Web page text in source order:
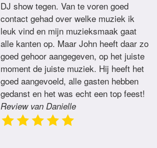
DJ show tegen. Van te voren goed
contact gehad over welke muziek ik
leuk vind en mijn muzieksmaak gaat
alle kanten op. Maar John heeft daar zo
goed gehoor aangegeven, op het juiste
moment de juiste muziek. Hij heeft het
goed aangevoeld, alle gasten hebben
gedanst en het was echt een top feest!
Review van Danielle